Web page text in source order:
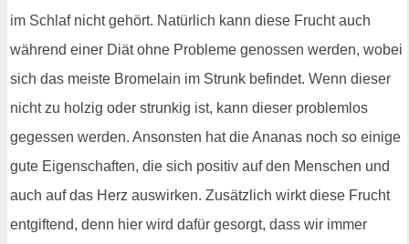
im Schlaf nicht gehört. Natürlich kann diese Frucht auch
während einer Diät ohne Probleme genossen werden, wobei
sich das meiste Bromelain im Strunk befindet. Wenn dieser
nicht zu holzig oder strunkig ist, kann dieser problemlos
gegessen werden. Ansonsten hat die Ananas noch so einige
gute Eigenschaften, die sich positiv auf den Menschen und
auch auf das Herz auswirken. Zusätzlich wirkt diese Frucht
entgiftend, denn hier wird dafür gesorgt, dass wir immer